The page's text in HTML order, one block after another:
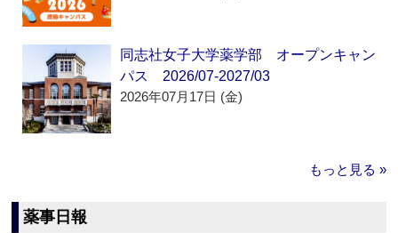
同志社女子大学薬学部 オープンキャン
パス 2026/07-2027/03
2026年07月17日 (金)
もっと見る »
薬事日報